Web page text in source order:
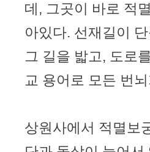
데, 그곳이 바로 적
아있다. 선재길이
그 길을 밟고, 도로
교 용어로 모든 번
상원사에서 적멸보